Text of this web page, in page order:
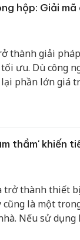
hộp: Giải mã
thành giải
ưu. Dù công
phần lớn giá
thầm' khiến
trở thành thiết
là một
Nếu sử dụng